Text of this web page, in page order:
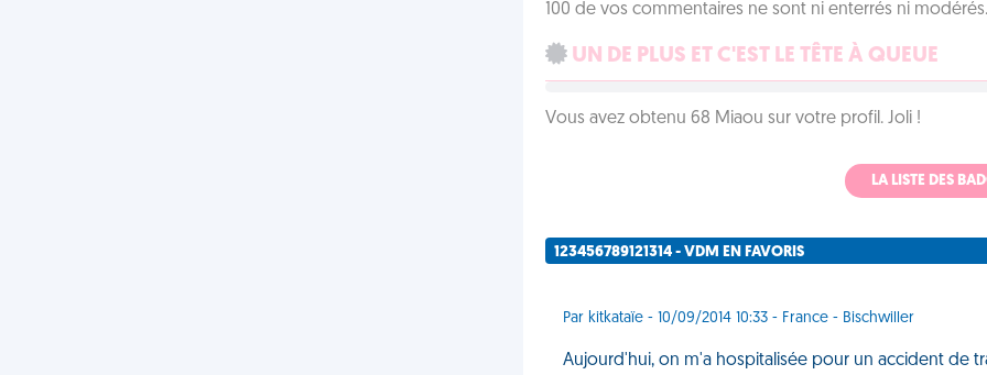
100 de vos commentaires ne sont ni enterrés ni
UN DE PLUS ET C'EST LE TÊTE À QUEUE
Vous avez obtenu 68 Miaou sur votre profil. Joli !
LA LISTE DES
123456789121314 - VDM EN FAVORIS
Par kitkataïe - 10/09/2014 10:33 - France - Bischwiller
Aujourd'hui, on m'a hospitalisée pour un accident de